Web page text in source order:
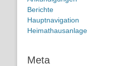
Berichte
Hauptnavigation
Heimathausanlage
Meta